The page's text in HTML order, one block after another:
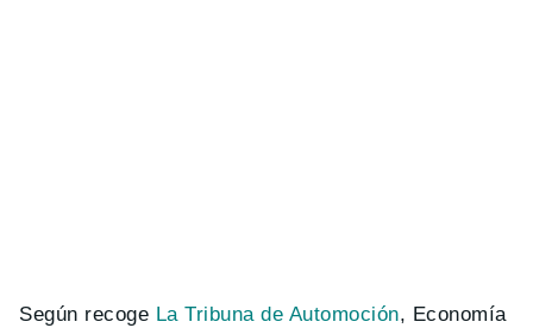
Según recoge La Tribuna de Automoción, Economía